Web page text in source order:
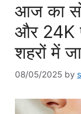
आज का
और 24K
शहरों में
08/05/2025 by